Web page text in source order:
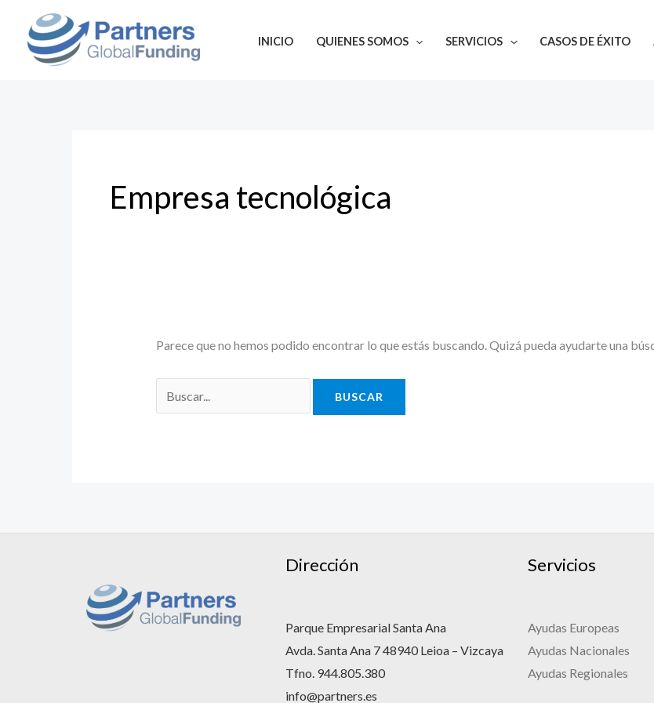
contenido
INICIO QUIENES SOMOS SERVICIOS CASOS DE ÉXITO
Empresa tecnológica
Parece que no hemos podido encontrar lo que estás buscando. Quizá pueda ayudarte una
por:
Dirección
Parque Empresarial Santa Ana
Avda. Santa Ana 7 48940 Leioa – Vizcaya
Tfno. 944.805.380
info@partners.es
Servicios
Ayudas Europeas
Ayudas Nacionales
Ayudas Regionales